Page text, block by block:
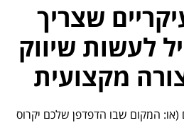
שצריך
לעשות שיווק
מקצועית
(או: המקום שבו הדפדפן שלכם יקרוס